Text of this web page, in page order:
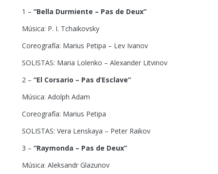
1 – “Bella Durmiente – Pas de Deux”
Música: P. I. Tchaikovsky
Coreografía: Marius Petipa – Lev Ivanov
SOLISTAS: Maria Lolenko – Alexander Litvinov
2 – “El Corsario – Pas d’Esclave”
Música: Adolph Adam
Coreografía: Marius Petipa
SOLISTAS: Vera Lenskaya – Peter Raikov
3 – “Raymonda – Pas de Deux”
Música: Aleksandr Glazunov